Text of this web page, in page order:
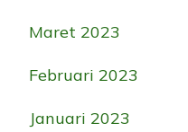
Maret 2023
Februari 2023
Januari 2023